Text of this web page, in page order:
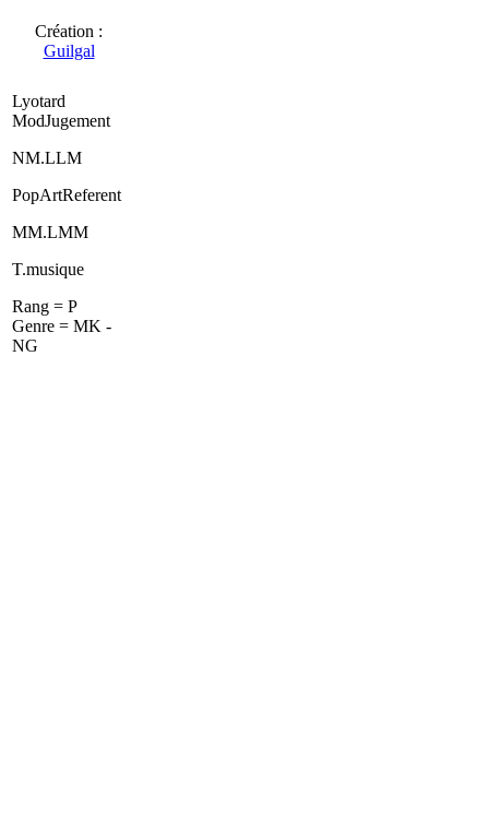
Création :
Guilgal
Lyotard
ModJugement
NM.LLM
PopArtReferent
MM.LMM
T.musique
Rang = P
Genre = MK -
NG